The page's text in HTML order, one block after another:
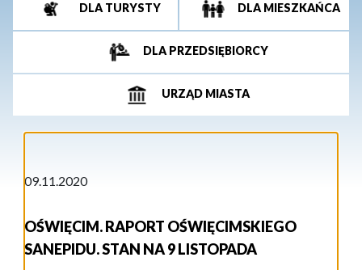
DLA TURYSTY DLA MIESZKAŃCA
DLA PRZEDSIĘBIORCY
URZĄD MIASTA
09.11.2020
OŚWIĘCIM. RAPORT OŚWIĘCIMSKIEGO
SANEPIDU. STAN NA 9 LISTOPADA